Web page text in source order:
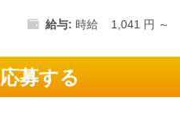
給与: 時給 1,041 円 ～
応募する